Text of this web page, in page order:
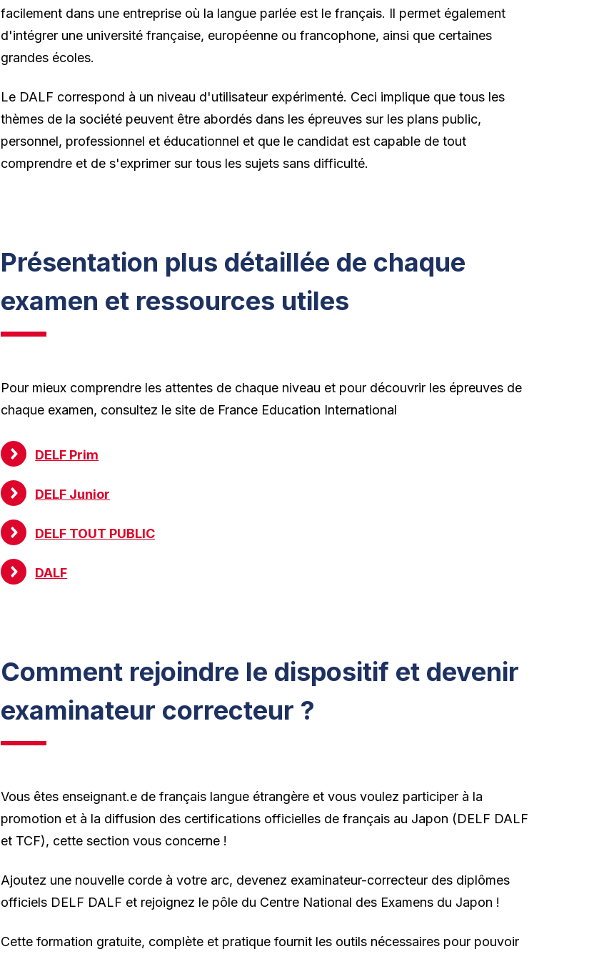
facilement dans une entreprise où la langue parlée est le français. Il permet également
d'intégrer une université française, européenne ou francophone, ainsi que certaines
grandes écoles.
Le DALF correspond à un niveau d'utilisateur expérimenté. Ceci implique que tous les
thèmes de la société peuvent être abordés dans les épreuves sur les plans public,
personnel, professionnel et éducationnel et que le candidat est capable de tout
comprendre et de s'exprimer sur tous les sujets sans difficulté.
Présentation plus détaillée de chaque
examen et ressources utiles
Pour mieux comprendre les attentes de chaque niveau et pour découvrir les épreuves de
chaque examen, consultez le site de France Education International
DELF Prim
DELF Junior
DELF TOUT PUBLIC
DALF
Comment rejoindre le dispositif et devenir
examinateur correcteur ?
Vous êtes enseignant.e de français langue étrangère et vous voulez participer à la
promotion et à la diffusion des certifications officielles de français au Japon (DELF DALF
et TCF), cette section vous concerne !
Ajoutez une nouvelle corde à votre arc, devenez examinateur-correcteur des diplômes
officiels DELF DALF et rejoignez le pôle du Centre National des Examens du Japon !
Cette formation gratuite, complète et pratique fournit les outils nécessaires pour pouvoir